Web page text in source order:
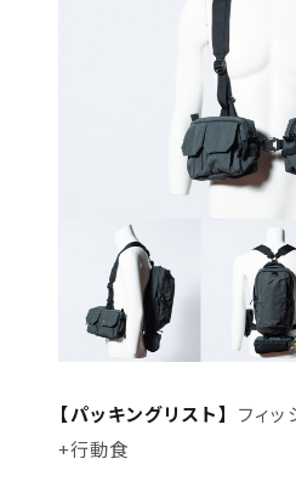
【パッキングリスト】 フィ
+行動食